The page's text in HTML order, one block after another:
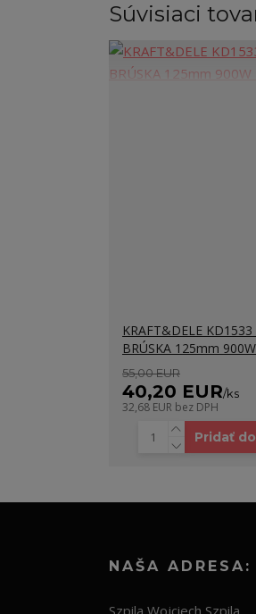
Súvisiaci
KRAFT&DELE KD1533
BRÚSKA 125mm
55,00 EUR
40,20 EUR/ks
32,68 EUR bez DPH
Pridať
NAŠA ADRESA:
Szpila Wojciech Szpila